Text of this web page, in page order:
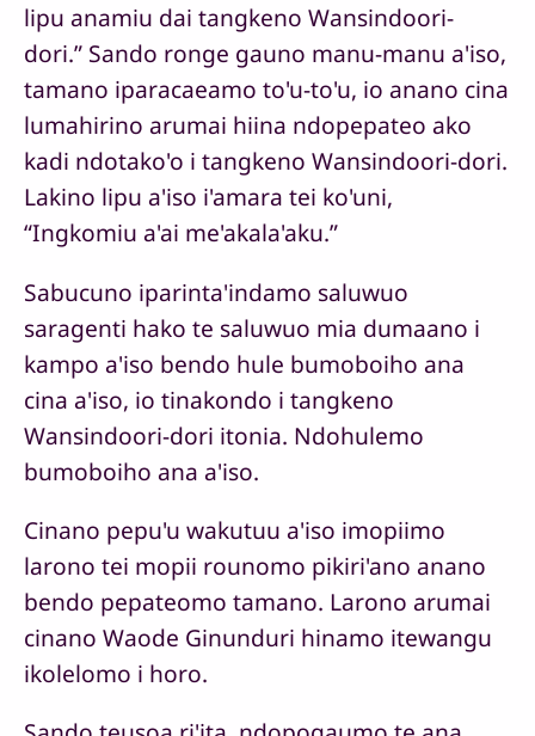
lipu anamiu dai tangkeno Wansindoori-
dori.” Sando ronge gauno manu-manu a'iso,
tamano iparacaeamo to'u-to'u, io anano cina
lumahirino arumai hiina ndopepateo ako
kadi ndotako'o i tangkeno Wansindoori-dori.
Lakino lipu a'iso i'amara tei ko'uni,
“Ingkomiu a'ai me'akala'aku.”
Sabucuno iparinta'indamo saluwuo
saragenti hako te saluwuo mia dumaano i
kampo a'iso bendo hule bumoboiho ana
cina a'iso, io tinakondo i tangkeno
Wansindoori-dori itonia. Ndohulemo
bumoboiho ana a'iso.
Cinano pepu'u wakutuu a'iso imopiimo
larono tei mopii rounomo pikiri'ano anano
bendo pepateomo tamano. Larono arumai
cinano Waode Ginunduri hinamo itewangu
ikolelomo i horo.